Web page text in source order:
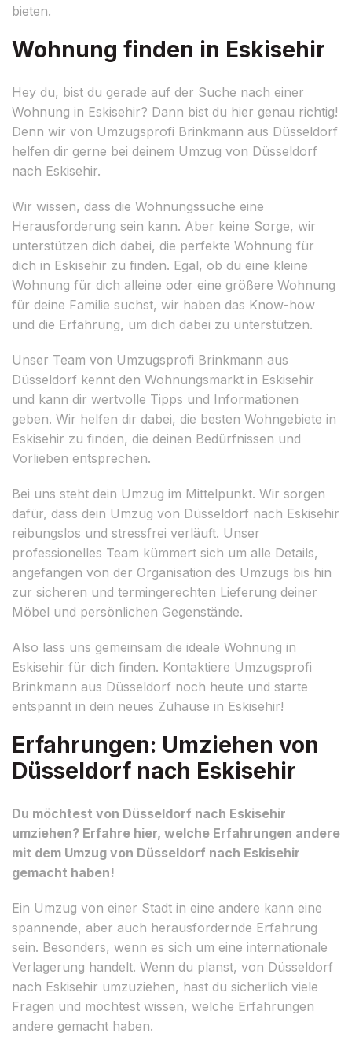
bieten.
Wohnung finden in Eskisehir
Hey du, bist du gerade auf der Suche nach einer
Wohnung in Eskisehir? Dann bist du hier genau richtig!
Denn wir von Umzugsprofi Brinkmann aus Düsseldorf
helfen dir gerne bei deinem Umzug von Düsseldorf
nach Eskisehir.
Wir wissen, dass die Wohnungssuche eine
Herausforderung sein kann. Aber keine Sorge, wir
unterstützen dich dabei, die perfekte Wohnung für
dich in Eskisehir zu finden. Egal, ob du eine kleine
Wohnung für dich alleine oder eine größere Wohnung
für deine Familie suchst, wir haben das Know-how
und die Erfahrung, um dich dabei zu unterstützen.
Unser Team von Umzugsprofi Brinkmann aus
Düsseldorf kennt den Wohnungsmarkt in Eskisehir
und kann dir wertvolle Tipps und Informationen
geben. Wir helfen dir dabei, die besten Wohngebiete in
Eskisehir zu finden, die deinen Bedürfnissen und
Vorlieben entsprechen.
Bei uns steht dein Umzug im Mittelpunkt. Wir sorgen
dafür, dass dein Umzug von Düsseldorf nach Eskisehir
reibungslos und stressfrei verläuft. Unser
professionelles Team kümmert sich um alle Details,
angefangen von der Organisation des Umzugs bis hin
zur sicheren und termingerechten Lieferung deiner
Möbel und persönlichen Gegenstände.
Also lass uns gemeinsam die ideale Wohnung in
Eskisehir für dich finden. Kontaktiere Umzugsprofi
Brinkmann aus Düsseldorf noch heute und starte
entspannt in dein neues Zuhause in Eskisehir!
Erfahrungen: Umziehen von
Düsseldorf nach Eskisehir
Du möchtest von Düsseldorf nach Eskisehir
umziehen? Erfahre hier, welche Erfahrungen andere
mit dem Umzug von Düsseldorf nach Eskisehir
gemacht haben!
Ein Umzug von einer Stadt in eine andere kann eine
spannende, aber auch herausfordernde Erfahrung
sein. Besonders, wenn es sich um eine internationale
Verlagerung handelt. Wenn du planst, von Düsseldorf
nach Eskisehir umzuziehen, hast du sicherlich viele
Fragen und möchtest wissen, welche Erfahrungen
andere gemacht haben.